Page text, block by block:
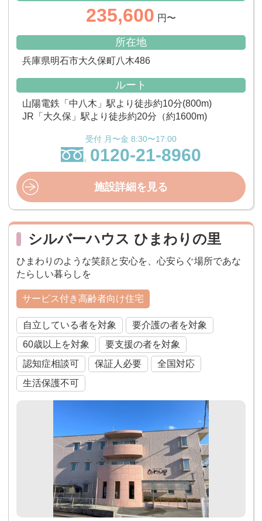
235,600 円〜
所在地
兵庫県明石市大久保町八木486
ルート
山陽電鉄「中八木」駅より徒歩約10分(800m)
JR「大久保」駅より徒歩約20分（約1600m)
受付 月〜金 8:30〜17:00
0120-21-8960
施設詳細を見る
シルバーハウス ひまわりの里
ひまわりのような笑顔と安心を、心安らぐ場所であな
たらしい暮らしを
サービス付き高齢者向け住宅
自立している者を対象
要介護の者を対象
60歳以上を対象
要支援の者を対象
認知症相談可
保証人必要
全国対応
生活保護不可